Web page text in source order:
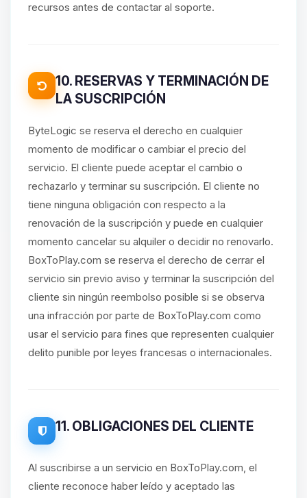
recursos antes de contactar al soporte.
10. RESERVAS Y TERMINACIÓN DE
LA SUSCRIPCIÓN
ByteLogic se reserva el derecho en cualquier
momento de modificar o cambiar el precio del
servicio. El cliente puede aceptar el cambio o
rechazarlo y terminar su suscripción. El cliente no
tiene ninguna obligación con respecto a la
renovación de la suscripción y puede en cualquier
momento cancelar su alquiler o decidir no renovarlo.
BoxToPlay.com se reserva el derecho de cerrar el
servicio sin previo aviso y terminar la suscripción del
cliente sin ningún reembolso posible si se observa
una infracción por parte de BoxToPlay.com como
usar el servicio para fines que representen cualquier
delito punible por leyes francesas o internacionales.
11. OBLIGACIONES DEL CLIENTE
Al suscribirse a un servicio en BoxToPlay.com, el
cliente reconoce haber leído y aceptado las